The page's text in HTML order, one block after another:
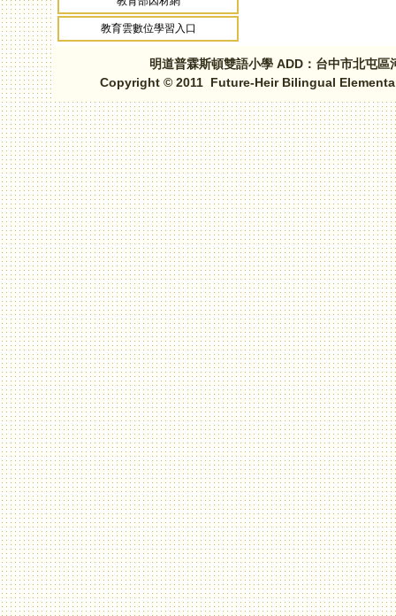
教育雲數位學習入口
明道普霖斯頓雙語小學 ADD：台中市北屯
Copyright © 2011 Future-Heir Bilingual